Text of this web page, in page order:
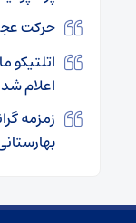
حرکت
اتلتیکو
اعلام شد
زمزمه